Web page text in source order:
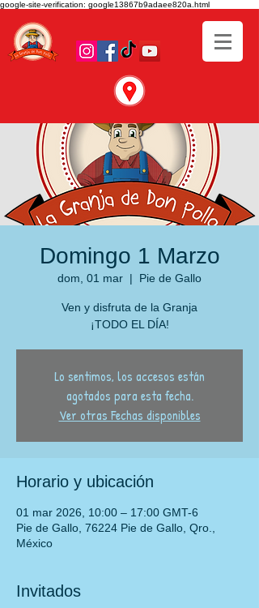
google-site-verification: google13867b9adaee820a.html
Domingo 1 Marzo
dom, 01 mar
  |
Pie de Gallo
Ven y disfruta de la Granja
¡TODO EL DÍA!
Lo sentimos, los accesos están
agotados para esta fecha.
Ver otras Fechas disponibles
Horario y ubicación
01 mar 2026, 10:00 – 17:00 GMT-6
Pie de Gallo, 76224 Pie de Gallo, Qro.,
México
Invitados